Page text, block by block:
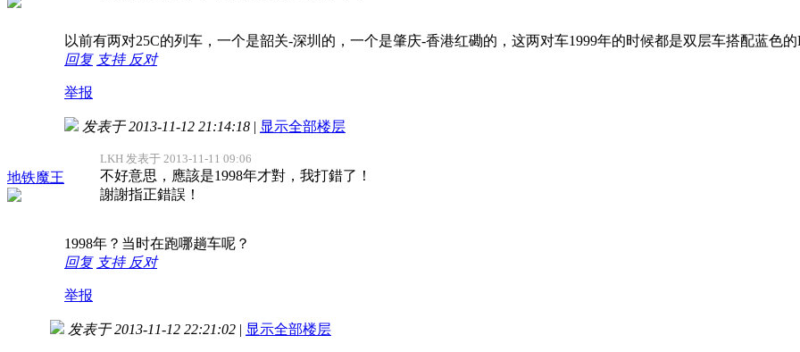
以前有两对25C的列车，一个是韶关-深圳的，一个是肇庆-香港红磡的，这两对车1999年的时候都是双层车搭配蓝色的
回复 支持 反对
举报
地铁魔王
发表于 2013-11-12 21:14:18 | 显示全部楼层
LKH 发表于 2013-11-11 09:06
不好意思，應該是1998年才對，我打錯了！
謝謝指正錯誤！
1998年？当时在跑哪趟车呢？
回复 支持 反对
举报
发表于 2013-11-12 22:21:02 | 显示全部楼层